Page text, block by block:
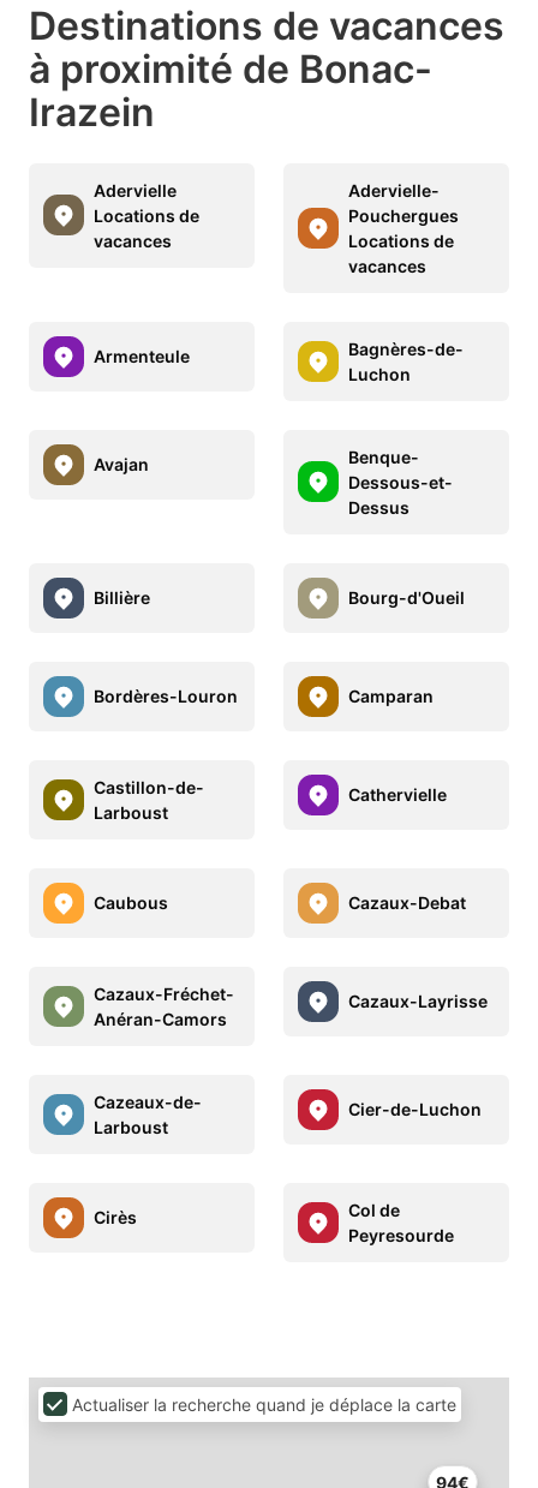
Destinations de vacances
à proximité de Bonac-
Irazein
Adervielle
Locations de
vacances
Adervielle-
Pouchergues
Locations de
vacances
Armenteule
Bagnères-de-
Luchon
Avajan
Benque-
Dessous-et-
Dessus
Billière Bourg-d'Oueil
Bordères-Louron Camparan
Castillon-de-
Larboust
Cathervielle
Caubous Cazaux-Debat
Cazaux-Fréchet-
Anéran-Camors
Cazaux-Layrisse
Cazeaux-de-
Larboust
Cier-de-Luchon
Cirès
Col de
Peyresourde
94€
Actualiser la recherche quand je déplace la carte